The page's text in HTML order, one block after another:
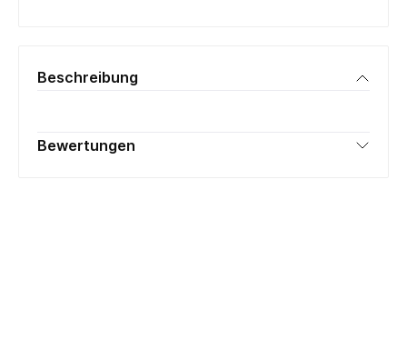
Beschreibung
Bewertungen